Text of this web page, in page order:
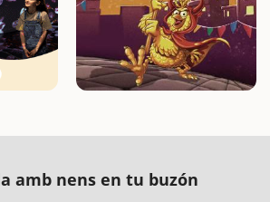
amb nens en tu buzón